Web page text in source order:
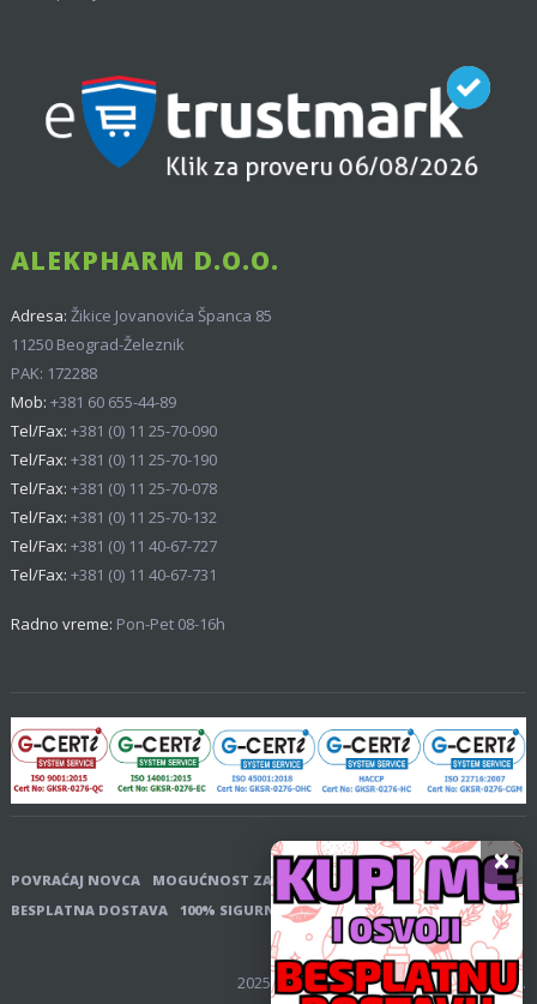
ALEKPHARM D.O.O.
Adresa: Žikice Jovanovića Španca 85
11250 Beograd-Železnik
PAK: 172288
Mob: +381 60 655-44-89
Tel/Fax: +381 (0) 11 25-70-090
Tel/Fax: +381 (0) 11 25-70-190
Tel/Fax: +381 (0) 11 25-70-078
Tel/Fax: +381 (0) 11 25-70-132
Tel/Fax: +381 (0) 11 40-67-727
Tel/Fax: +381 (0) 11 40-67-731
Radno vreme: Pon-Pet 08-16h
POVRAĆAJ NOVCA MOGUĆNOST ZAMENE
PLAĆANJE POUZEĆEM
BESPLATNA DOSTAVA
100% SIGURNOST
2025 © Alekpharm Sva prava zadržana.
×